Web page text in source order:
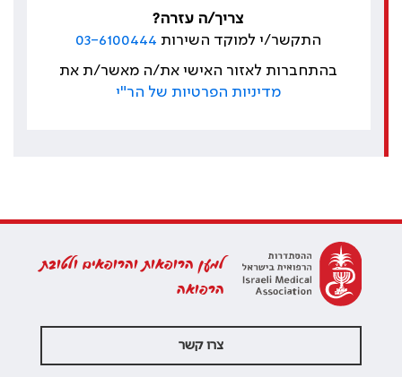
צריך/ה עזרה?
התקשר/י למוקד השירות 03-6100444
בהתחברות לאזור האישי את/ה מאשר/ת את
מדיניות הפרטיות של הר"י
למען הרופאות והרופאים ולטובת
הרפואה
צרו קשר